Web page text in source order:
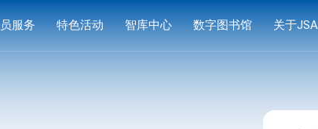
服务 特色活动 智库中心 数字图书馆 关于